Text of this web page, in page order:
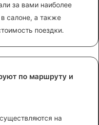
за вами наиболее
салоне, а также
поездки.
по маршруту и
на